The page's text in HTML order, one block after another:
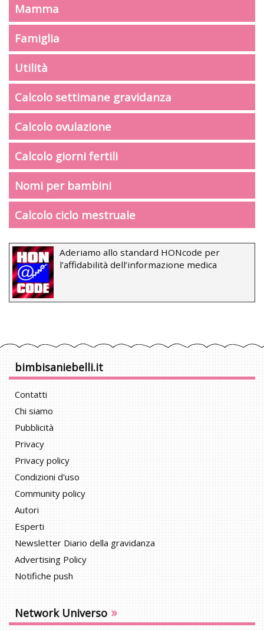
Mamma
Famiglia
Utilità
Calcolo settimane gravidanza
Calcolo ovulazione
Calcolo giorni fertili
Nomi per bambini
Calcolo ciclo mestruale
Aderiamo allo standard HONcode per
l’affidabilità dell’informazione medica
bimbisaniebelli.it
Contatti
Chi siamo
Pubblicità
Privacy
Privacy policy
Condizioni d'uso
Community policy
Autori
Esperti
Newsletter Diario della gravidanza
Advertising Policy
Notifiche push
Network Universo »